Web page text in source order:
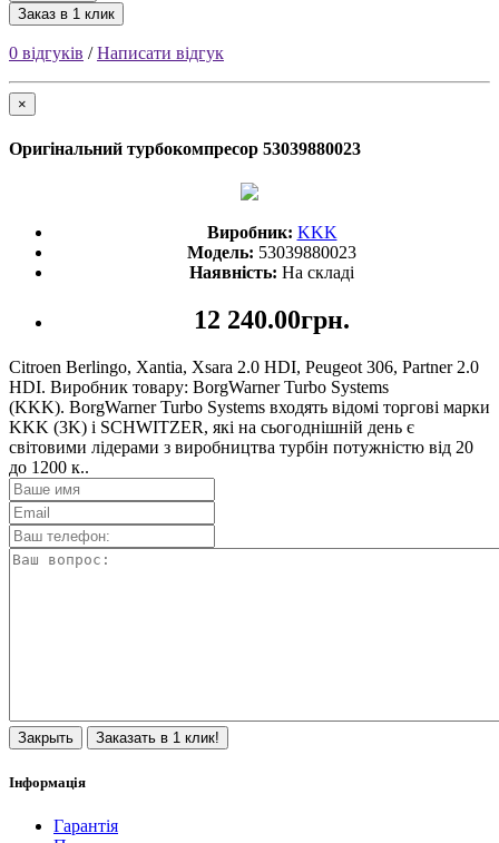
Заказ в 1 клик
0 відгуків /Написати відгук
×
Оригінальний турбокомпресор 53039880023
Виробник: KKK
Модель: 53039880023
Наявність: На складі
12 240.00грн.
Citroen Berlingo, Xantia, Xsara 2.0 HDI, Peugeot 306, Partner 2.0
HDI. Виробник товару: BorgWarner Turbo Systems
(KKK). BorgWarner Turbo Systems входять відомі торгові марки
KKK (3K) і SCHWITZER, які на сьогоднішній день є
світовими лідерами з виробництва турбін потужністю від 20
до 1200 к..
Закрыть Заказать в 1 клик!
Інформація
Гарантія